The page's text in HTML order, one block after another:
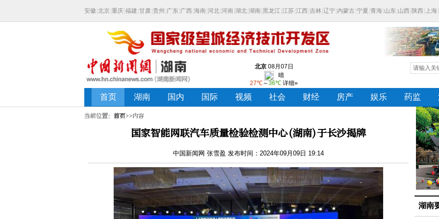
当前位置： 首页>>内容
国家智能网联汽车质量检验检测中心(湖南)于长沙揭牌
中国新闻网 张雪盈 发布时间：2024年09月09日 19:14
湖南